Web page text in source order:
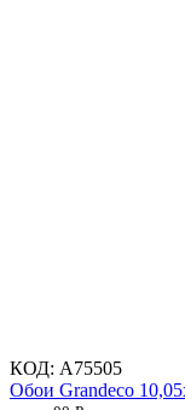
КОД: A75505
Обои Grandeco